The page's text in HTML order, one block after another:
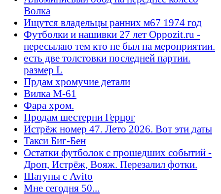
Волка
Ищутся владельцы ранних м67 1974 год
Футболки и нашивки 27 лет Oppozit.ru -
пересылаю тем кто не был на мероприятии.
есть две толстовки последней партии.
размер L
Прдам хромучие детали
Вилка М-61
Фара хром.
Продам шестерни Герцог
Истрёж номер 47. Лето 2026. Вот эти даты
Такси Биг-Бен
Остатки футболок с прошедших событий -
Дроп, Истрёж, Вояж. Перезалил фотки.
Шатуны с Avito
Мне сегодня 50...